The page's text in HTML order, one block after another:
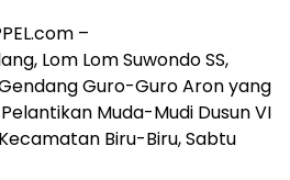
–
Lom Lom Suwondo SS,
Guro-Guro Aron yang
Muda-Mudi Dusun VI
Biru-Biru, Sabtu